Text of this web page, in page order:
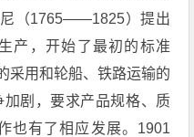
（1765——1825）提出
产，开始了最初的标准
采用和轮船、铁路运输的
剧，要求产品规格、质
也有了相应发展。1901